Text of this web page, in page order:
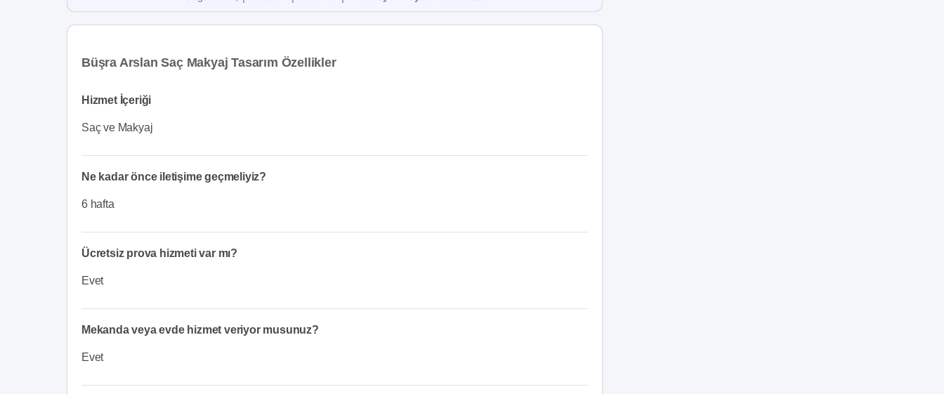
Büşra Arslan Saç Makyaj Tasarım Özellikler
Hizmet İçeriği
Saç ve Makyaj
Ne kadar önce iletişime geçmeliyiz?
6 hafta
Ücretsiz prova hizmeti var mı?
Evet
Mekanda veya evde hizmet veriyor musunuz?
Evet